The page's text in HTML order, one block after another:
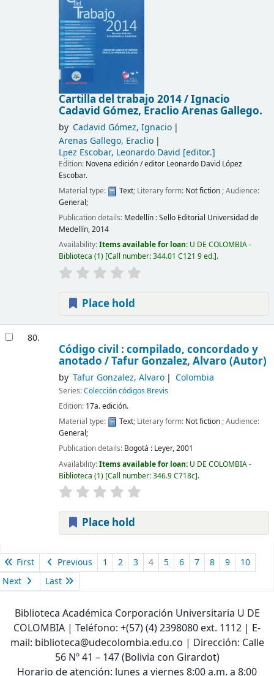
Cartilla del trabajo 2014 /Ignacio
Cadavid Gómez, Eraclio Arenas Gallego.
by Cadavid Gómez, Ignacio
Arenas Gallego, Eraclio
Lp̤ez Escobar, Leonardo David [editor.]
Edition: Novena edición / editor Leonardo David López
Escobar.
Material type:
Text; Literary form: Not fiction; Audience:
General;
Publication details: Medellín :Sello Editorial Universidad de
Medellín,2014
Availability:Items available for loan: U DE COLOMBIA -
Biblioteca (1) Call number:344.01 C121 9 ed. .
Place hold
80.
Código civil : compilado, concordado y
anotado /Tafur Gonzalez, Alvaro (Autor)
by Tafur Gonzalez, Alvaro Colombia
Series:Colección códigos Brevis
Edition: 17a. edición.
Material type:
Text; Literary form: Not fiction; Audience:
General;
Publication details: Bogotá : Leyer,2001
Availability:Items available for loan: U DE COLOMBIA -
Biblioteca (1) Call number:346.9 C718c .
Place hold
First Previous 1 2 3 4 5 6 7 8 9
10
Next
Last
Biblioteca Académica Corporación Universitaria U DE
COLOMBIA | Teléfono: +(57) (4) 2398080 ext. 1112 | E-
mail: biblioteca@udecolombia.edu.co | Dirección: Calle
56 Nº 41 – 147 (Bolivia con Girardot)
Horario de atención: lunes a viernes 8:00 a.m. a 8:00